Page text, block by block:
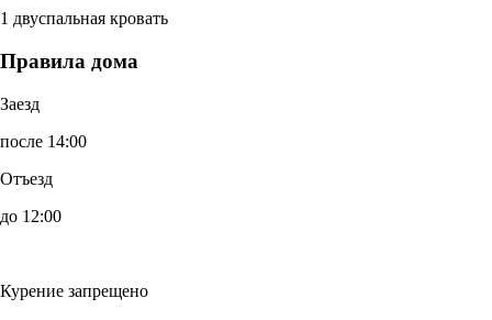
1 двуспальная кровать
Правила дома
Заезд
после 14:00
Отъезд
до 12:00
Курение запрещено